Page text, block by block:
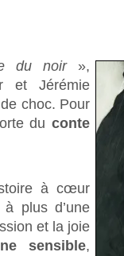
du noir»,
et Jérémie
choc. Pour
du conte
à cœur
à plus d’une
et la joie
sensible,